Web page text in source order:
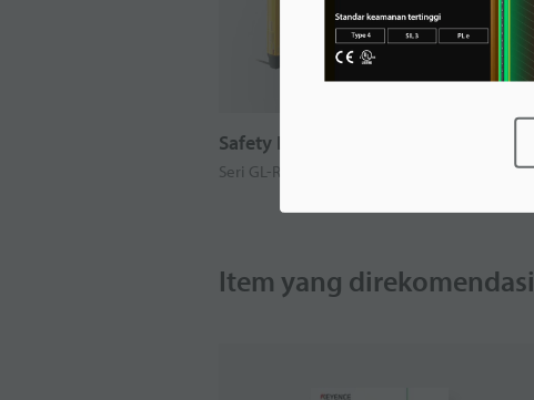
Safety Light Curtain
Seri GL-R
Item yang direkomendasi